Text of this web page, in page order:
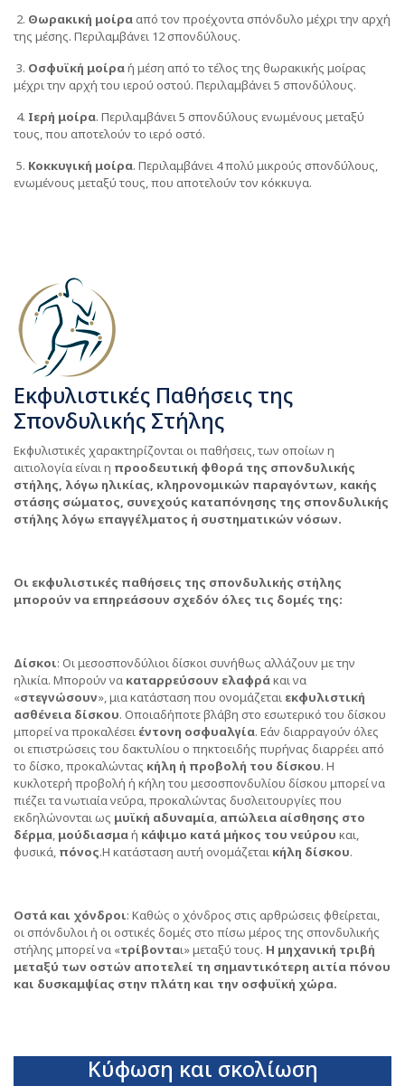
2. Θωρακική μοίρααπό τον προέχοντα σπόνδυλο μέχρι την αρχή
της μέσης. Περιλαμβάνει 12 σπονδύλους.
3. Οσφυϊκή μοίραή μέση από το τέλος της θωρακικής μοίρας
μέχρι την αρχή του ιερού οστού. Περιλαμβάνει 5 σπονδύλους.
4. Ιερή μοίρα. Περιλαμβάνει 5 σπονδύλους ενωμένους μεταξύ
τους, που αποτελούν το ιερό οστό.
5. Κοκκυγική μοίρα. Περιλαμβάνει 4 πολύ μικρούς σπονδύλους,
ενωμένους μεταξύ τους, που αποτελούν τον κόκκυγα.
Εκφυλιστικές Παθήσεις της
Σπονδυλικής Στήλης
Εκφυλιστικές χαρακτηρίζονται οι παθήσεις, των οποίων η
αιτιολογία είναι η προοδευτική φθορά της σπονδυλικής
στήλης, λόγω ηλικίας, κληρονομικών παραγόντων, κακής
στάσης σώματος, συνεχούς καταπόνησης της σπονδυλικής
στήλης λόγω επαγγέλματος ή συστηματικών νόσων.
Οι εκφυλιστικές παθήσεις της σπονδυλικής στήλης
μπορούν να επηρεάσουν σχεδόν όλες τις δομές της:
Δίσκοι: Οι μεσοσπονδύλιοι δίσκοι συνήθως αλλάζουν με την
ηλικία. Μπορούν να καταρρεύσουν ελαφράκαι να
«στεγνώσουν», μια κατάσταση που ονομάζεται εκφυλιστική
ασθένεια δίσκου. Οποιαδήποτε βλάβη στο εσωτερικό του δίσκου
μπορεί να προκαλέσει έντονη οσφυαλγία. Εάν διαρραγούν όλες
οι επιστρώσεις του δακτυλίου ο πηκτοειδής πυρήνας διαρρέει από
το δίσκο, προκαλώντας κήλη ή προβολή του δίσκου. Η
κυκλοτερή προβολή ή κήλη του μεσοσπονδυλίου δίσκου μπορεί να
πιέζει τα νωτιαία νεύρα, προκαλώντας δυσλειτουργίες που
εκδηλώνονται ως μυϊκή αδυναμία, απώλεια αίσθησης στο
δέρμα, μούδιασμαή κάψιμο κατά μήκος του νεύρου και,
φυσικά, πόνος.Η κατάσταση αυτή ονομάζεται κήλη δίσκου.
Οστά και χόνδροι: Καθώς ο χόνδρος στις αρθρώσεις φθείρεται,
οι σπόνδυλοι ή οι οστικές δομές στο πίσω μέρος της σπονδυλικής
στήλης μπορεί να «τρίβονται» μεταξύ τους. Η μηχανική τριβή
μεταξύ των οστών αποτελεί τη σημαντικότερη αιτία πόνου
και δυσκαμψίας στην πλάτη και την οσφυϊκή χώρα.
Κύφωση και σκολίωση